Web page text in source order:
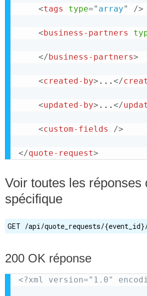
<tags type=" array" />
<business-partners
</business-partners>
<created-by> ... </
<updated-by> ... </
<custom-fields />
</quote-request>
Voir toutes les
spécifique
GET /api/quote_requests/{event_id}/
200 OK réponse
<?xml version="1.0"